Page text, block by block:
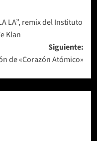
LA”, remix del Instituto
Klan
Siguiente:
de «Corazón Atómico»